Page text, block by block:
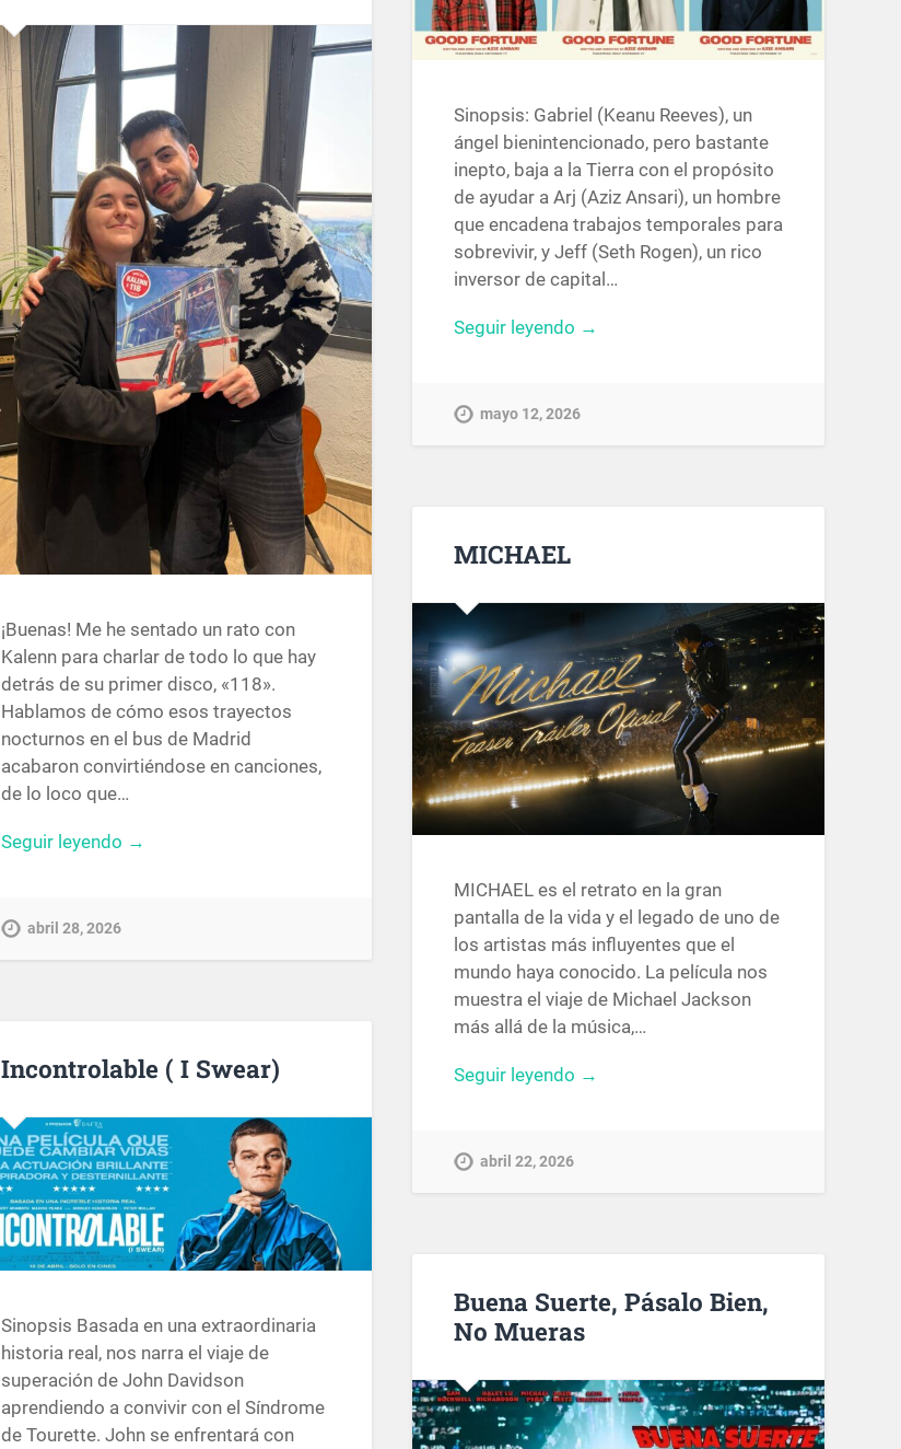
Sinopsis: Gabriel (Keanu Reeves), un
ángel bienintencionado, pero bastante
inepto, baja a la Tierra con el propósito
de ayudar a Arj (Aziz Ansari), un hombre
que encadena trabajos temporales para
sobrevivir, y Jeff (Seth Rogen), un rico
inversor de capital…
Seguir leyendo →
mayo 12, 2026
¡Buenas! Me he sentado un rato con
Kalenn para charlar de todo lo que hay
detrás de su primer disco, «118».
Hablamos de cómo esos trayectos
nocturnos en el bus de Madrid
acabaron convirtiéndose en canciones,
de lo loco que…
Seguir leyendo →
abril 28, 2026
MICHAEL
MICHAEL es el retrato en la gran
pantalla de la vida y el legado de uno de
los artistas más influyentes que el
mundo haya conocido. La película nos
muestra el viaje de Michael Jackson
más allá de la música,…
Seguir leyendo →
abril 22, 2026
Incontrolable ( I Swear)
Sinopsis Basada en una extraordinaria
historia real, nos narra el viaje de
superación de John Davidson
aprendiendo a convivir con el Síndrome
de Tourette. John se enfrentará con
Buena Suerte, Pásalo Bien,
No Mueras